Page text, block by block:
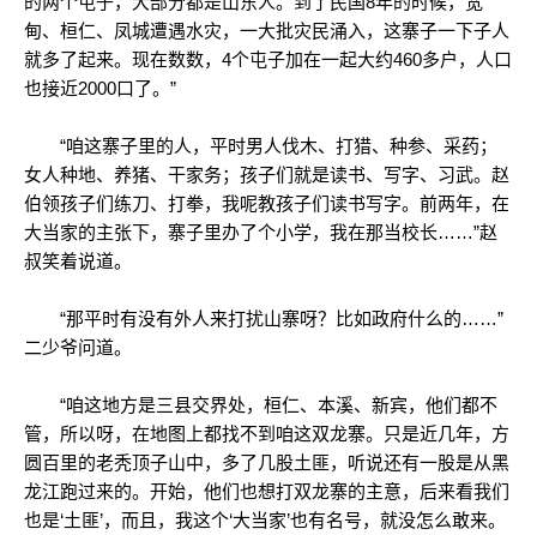
甸、桓仁、凤城遭遇水灾，一大批灾民涌入，这寨子一下子人
就多了起来。现在数数，4个屯子加在一起大约460多户，人口
也接近2000口了。”
“咱这寨子里的人，平时男人伐木、打猎、种参、采药；
女人种地、养猪、干家务；孩子们就是读书、写字、习武。赵
伯领孩子们练刀、打拳，我呢教孩子们读书写字。前两年，在
大当家的主张下，寨子里办了个小学，我在那当校长……”赵
叔笑着说道。
“那平时有没有外人来打扰山寨呀？比如政府什么的……”
二少爷问道。
“咱这地方是三县交界处，桓仁、本溪、新宾，他们都不
管，所以呀，在地图上都找不到咱这双龙寨。只是近几年，方
圆百里的老秃顶子山中，多了几股土匪，听说还有一股是从黑
龙江跑过来的。开始，他们也想打双龙寨的主意，后来看我们
也是‘土匪’，而且，我这个‘大当家’也有名号，就没怎么敢来。